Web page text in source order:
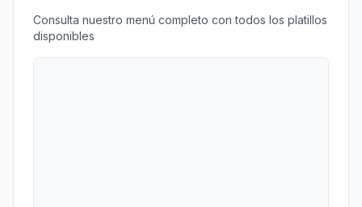
Consulta nuestro menú completo con todos los platillos
disponibles